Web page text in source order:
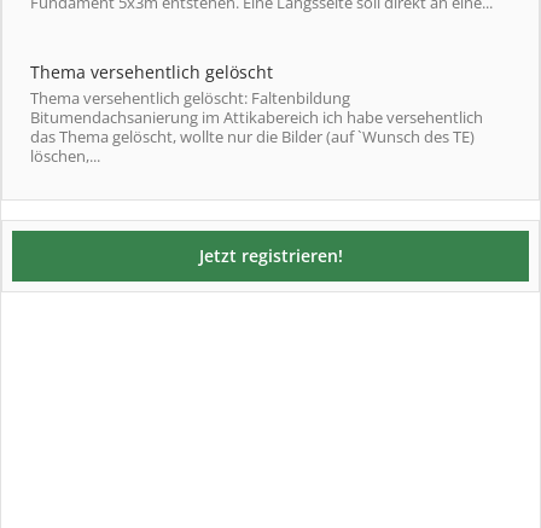
Thema versehentlich gelöscht
Thema versehentlich gelöscht: Faltenbildung
Bitumendachsanierung im Attikabereich ich habe versehentlich
das Thema gelöscht, wollte nur die Bilder (auf `Wunsch des TE)
löschen,...
Jetzt registrieren!